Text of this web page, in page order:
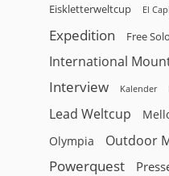
Eiskletterweltcup El
Expedition Free Solo
International
Interview Kalender
Lead Weltcup
Olympia Outdoor
Powerquest